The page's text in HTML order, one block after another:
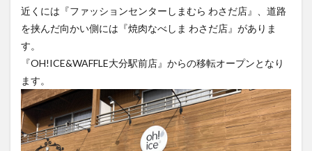
近くには『ファッションセンターしまむら わさだ店』、道路
を挟んだ向かい側には『焼肉なべしま わさだ店』がありま
す。
『OH!ICE&WAFFLE大分駅前店』からの移転オープンとなり
ます。